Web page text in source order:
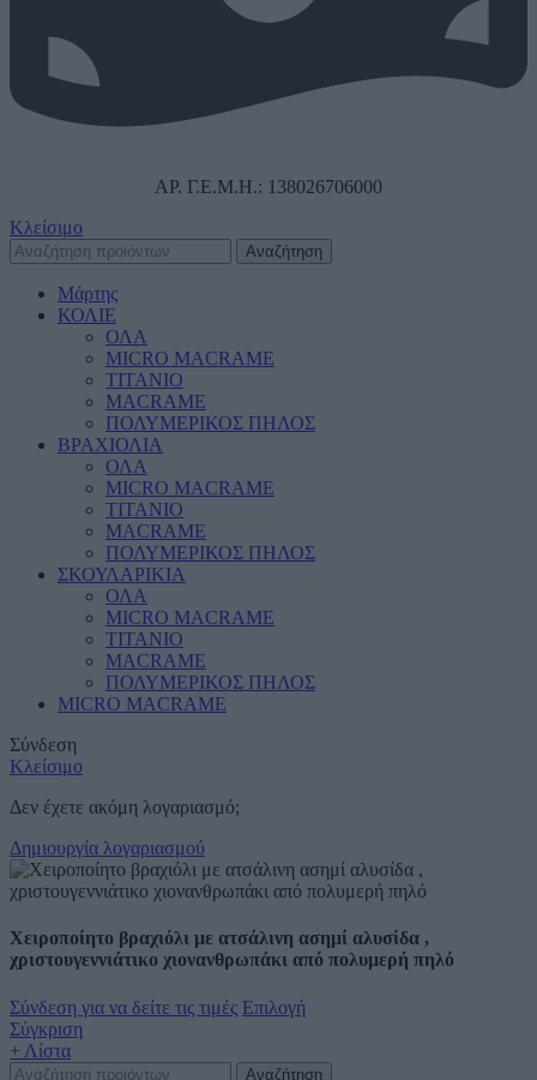
ΑΡ. Γ.Ε.Μ.Η.: 138026706000
Κλείσιμο
Αναζήτηση
Μάρτης
ΚΟΛΙΕ
ΟΛΑ
MICRO MACRAME
ΤΙΤΑΝΙΟ
MACRAME
ΠΟΛΥΜΕΡΙΚΟΣ ΠΗΛΟΣ
ΒΡΑΧΙΟΛΙΑ
ΟΛΑ
MICRO MACRAME
ΤΙΤΑΝΙΟ
MACRAME
ΠΟΛΥΜΕΡΙΚΟΣ ΠΗΛΟΣ
ΣΚΟΥΛΑΡΙΚΙΑ
ΟΛΑ
MICRO MACRAME
ΤΙΤΑΝΙΟ
MACRAME
ΠΟΛΥΜΕΡΙΚΟΣ ΠΗΛΟΣ
MICRO MACRAME
Σύνδεση
Κλείσιμο
Δεν έχετε ακόμη λογαριασμό;
Δημιουργία λογαριασμού
Χειροποίητο βραχιόλι με ατσάλινη ασημί αλυσίδα ,
χριστουγεννιάτικο χιονανθρωπάκι από πολυμερή πηλό
Σύνδεση για να δείτε τις τιμές Επιλογή
Σύγκριση
+ Λίστα
Αναζήτηση